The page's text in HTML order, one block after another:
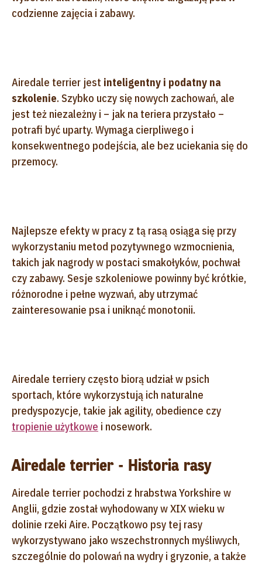
codzienne zajęcia i zabawy.
Airedale terrier jest inteligentny i podatny na
szkolenie. Szybko uczy się nowych zachowań, ale
jest też niezależny i – jak na teriera przystało –
potrafi być uparty. Wymaga cierpliwego i
konsekwentnego podejścia, ale bez uciekania się do
przemocy.
Najlepsze efekty w pracy z tą rasą osiąga się przy
wykorzystaniu metod pozytywnego wzmocnienia,
takich jak nagrody w postaci smakołyków, pochwał
czy zabawy. Sesje szkoleniowe powinny być krótkie,
różnorodne i pełne wyzwań, aby utrzymać
zainteresowanie psa i uniknąć monotonii.
Airedale terriery często biorą udział w psich
sportach, które wykorzystują ich naturalne
predyspozycje, takie jak agility, obedience czy
tropienie użytkowe i nosework.
Airedale terrier - Historia rasy
Airedale terrier pochodzi z hrabstwa Yorkshire w
Anglii, gdzie został wyhodowany w XIX wieku w
dolinie rzeki Aire. Początkowo psy tej rasy
wykorzystywano jako wszechstronnych myśliwych,
szczególnie do polowań na wydry i gryzonie, a także